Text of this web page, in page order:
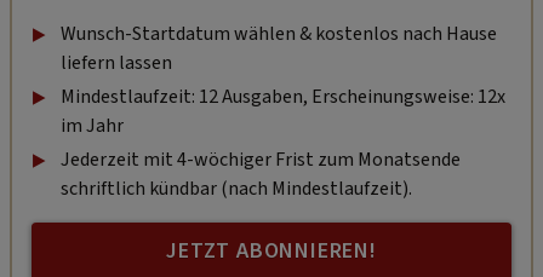
Wunsch-Startdatum wählen & kostenlos nach Hause
liefern lassen
Mindestlaufzeit: 12 Ausgaben, Erscheinungsweise: 12x
im Jahr
Jederzeit mit 4-wöchiger Frist zum Monatsende
schriftlich kündbar (nach Mindestlaufzeit).
JETZT ABONNIEREN!